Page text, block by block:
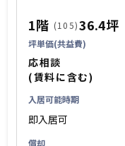
1階 (105)36.4坪
坪単価(共益費)
応相談
(賃料に含む)
入居可能時期
即入居可
償却